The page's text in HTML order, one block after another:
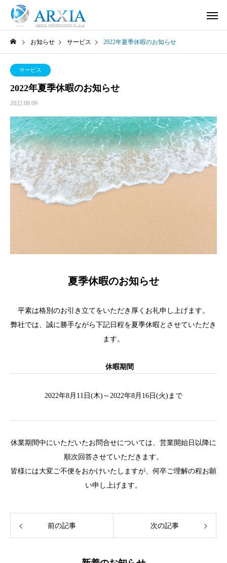
お知らせ サービス 2022年夏季休暇のお知らせ
サービス
2022年夏季休暇のお知らせ
2022.08.09
夏季休暇のお知らせ
平素は格別のお引き立てをいただき厚くお礼申し上げます。
弊社では、誠に勝手ながら下記日程を夏季休暇とさせていただき
ます。
休暇期間
2022年8月11日(木)～2022年8月16日(火)まで
休業期間中にいただいたお問合せについては、営業開始日以降に
順次回答させていただきます。
皆様には大変ご不便をおかけいたしますが、何卒ご理解の程お願
い申し上げます。
前の記事 次の記事